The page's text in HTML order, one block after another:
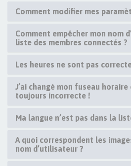
Comment modifier mes
Comment empêcher mon nom
liste des membres connectés ?
Les heures ne sont pas
J’ai changé mon fuseau horaire
toujours incorrecte !
Ma langue n’est pas dans la
A quoi correspondent les
nom d’utilisateur ?